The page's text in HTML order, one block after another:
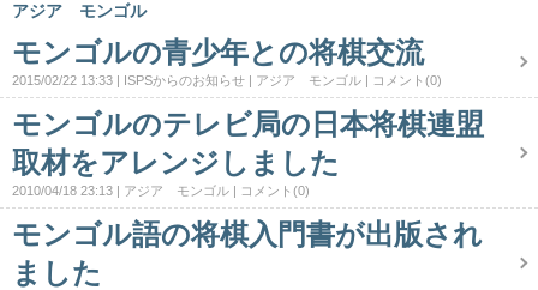
アジア モンゴル
モンゴルの青少年との将棋交流
2015/02/22 13:33 ISPSからのお知らせ アジア モンゴル コメント(0)
モンゴルのテレビ局の日本将棋連盟
取材をアレンジしました
2010/04/18 23:13 アジア モンゴル コメント(0)
モンゴル語の将棋入門書が出版され
ました